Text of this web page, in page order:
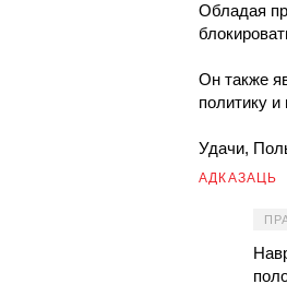
Обладая
Он также
политику
Удачи,
АДКАЗАЦЬ